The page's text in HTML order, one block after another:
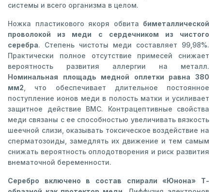
системы и всего организма в целом.
Ножка пластикового якоря обвита биметаллической
проволокой из меди с сердечником из чистого
серебра. Степень чистоты меди составляет 99,98%.
Практически полное отсутствие примесей снижает
вероятность развития аллергии на металл.
Номинальная площадь медной оплетки равна 380
мм2 , что обеспечивает длительное постоянное
поступление ионов меди в полость матки и усиливает
защитное действие ВМС. Контрацептивные свойства
меди связаны с ее способностью увеличивать вязкость
шеечной слизи, оказывать токсическое воздействие на
сперматозоиды, замедлять их движение и тем самым
снижать вероятность оплодотворения и риск развития
внематочной беременности.
Серебро включено в состав спирали «Юнона» Т-